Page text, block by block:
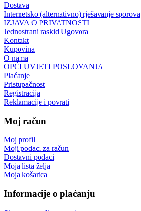
Dostava
Internetsko (alternativno) rješavanje sporova
IZJAVA O PRIVATNOSTI
Jednostrani raskid Ugovora
Kontakt
Kupovina
O nama
OPĆI UVJETI POSLOVANJA
Plaćanje
Pristupačnost
Registracija
Reklamacije i povrati
Moj račun
Moj profil
Moji podaci za račun
Dostavni podaci
Moja lista želja
Moja košarica
Informacije o plaćanju